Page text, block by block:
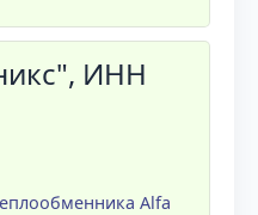
ИНН
Alfa